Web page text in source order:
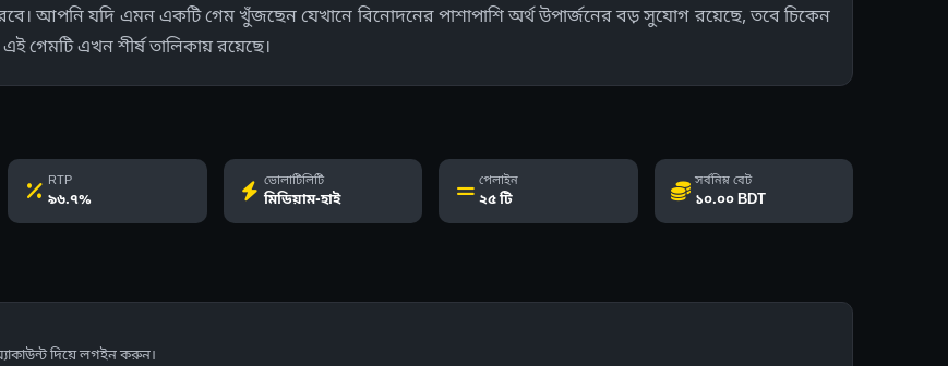
আপনি যদি এমন একটি গেম খুঁজছেন যেখানে বিনোদনের পাশাপাশি অর্থ উপার্জনের বড় সুযোগ রয়েছে, তবে চিকেন
গেমটি এখন শীর্ষ তালিকায় রয়েছে।
RTP
৯৬.৭%
ভোলাটিলিটি
মিডিয়াম-হাই
পেলাইন
২৫ টি
সর্বনিম্ন বেট
১০.০০ BDT
দিয়ে লগইন করুন।